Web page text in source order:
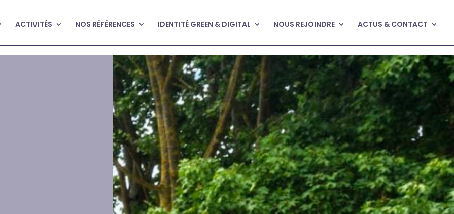
ACTIVITÉS NOS RÉFÉRENCES IDENTITÉ GREEN & DIGITAL NOUS REJOINDRE ACTUS & CONTACT